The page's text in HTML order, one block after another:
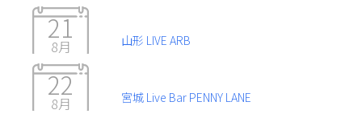
21
8月 山形 LIVE ARB
22
8月 宮城 Live Bar PENNY LANE